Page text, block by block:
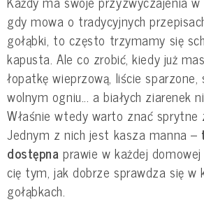
gdy mowa o tradycyjnych
gołąbki, to często trzymamy się
kapusta. Ale co zrobić, kiedy już
łopatkę wieprzową, liście
wolnym ogniu... a białych ziarenek
Właśnie wtedy warto znać sprytne
Jednym z nich jest kasza manna –
dostępna prawie w każdej
cię tym, jak dobrze sprawdza się w
gołąbkach.